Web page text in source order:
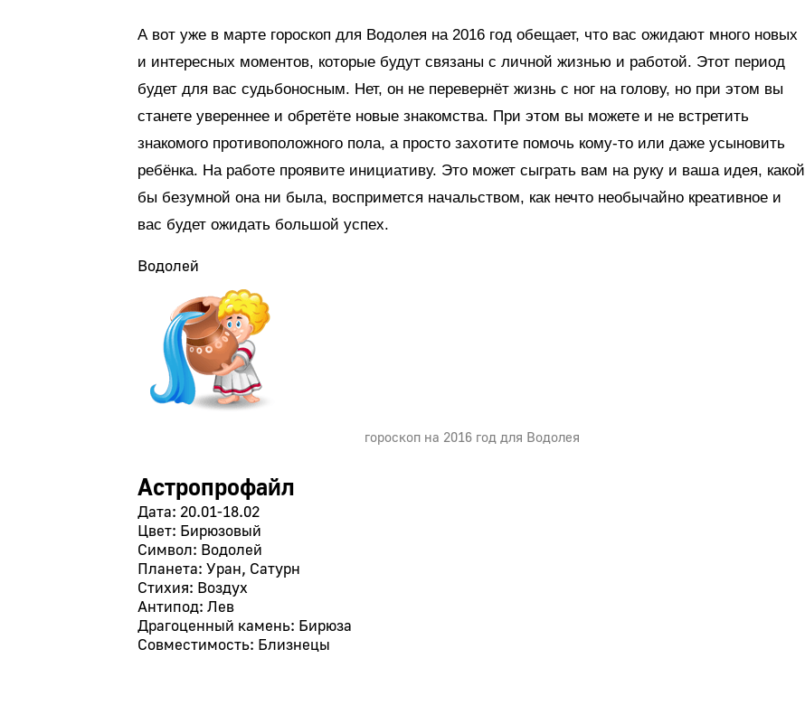
А вот уже в марте гороскоп для Водолея на 2016 год обещает, что вас ожидают много новых
и интересных моментов, которые будут связаны с личной жизнью и работой. Этот период
будет для вас судьбоносным. Нет, он не перевернёт жизнь с ног на голову, но при этом вы
станете увереннее и обретёте новые знакомства. При этом вы можете и не встретить
знакомого противоположного пола, а просто захотите помочь кому-то или даже усыновить
ребёнка. На работе проявите инициативу. Это может сыграть вам на руку и ваша идея, какой
бы безумной она ни была, воспримется начальством, как нечто необычайно креативное и
вас будет ожидать большой успех.
Водолей
гороскоп на 2016 год для Водолея
Астропрофайл
Дата: 20.01-18.02
Цвет: Бирюзовый
Символ: Водолей
Планета: Уран, Сатурн
Стихия: Воздух
Антипод: Лев
Драгоценный камень: Бирюза
Совместимость: Близнецы